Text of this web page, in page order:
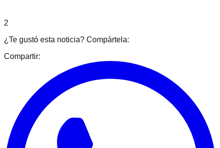
2
¿Te gustó esta noticia? Compártela:
Compartir: